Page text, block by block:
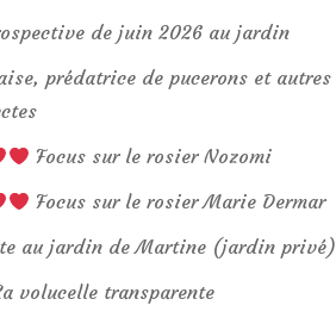
de juin 2026 au jardin
prédatrice de pucerons et autres
Focus sur le rosier Nozomi
Focus sur le rosier Marie Dermar
au jardin de Martine (jardin privé)
volucelle transparente